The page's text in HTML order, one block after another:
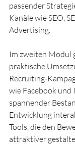
passender
Kanäle wie SEO,
Advertising.
Im zweiten Modul
praktische
Recruiting-
wie Facebook und
spannender
Entwicklung
Tools, die den
attraktiver